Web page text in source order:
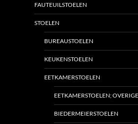
FAUTEUILSTOELEN
STOELEN
BUREAUSTOELEN
KEUKENSTOELEN
EETKAMERSTOELEN
EETKAMERSTOELEN;
BIEDERMEIERSTOELEN